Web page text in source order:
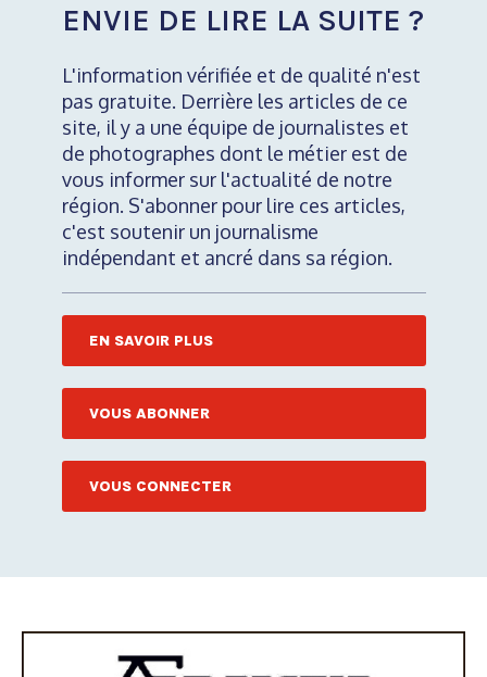
ENVIE DE LIRE LA SUITE ?
L'information vérifiée et de qualité n'est
pas gratuite. Derrière les articles de ce
site, il y a une équipe de journalistes et
de photographes dont le métier est de
vous informer sur l'actualité de notre
région. S'abonner pour lire ces articles,
c'est soutenir un journalisme
indépendant et ancré dans sa région.
EN SAVOIR PLUS
VOUS ABONNER
VOUS CONNECTER